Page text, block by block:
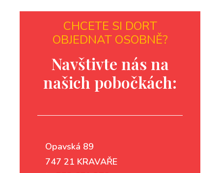
CHCETE SI DORT
OBJEDNAT OSOBNĚ?
Navštivte nás na
našich pobočkách:
Opavská 89
747 21 KRAVAŘE